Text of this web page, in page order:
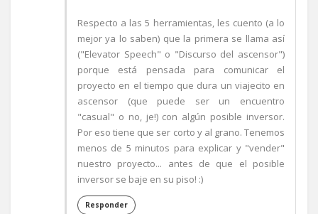
Respecto a las 5 herramientas, les cuento (a lo
mejor ya lo saben) que la primera se llama así
("Elevator Speech" o "Discurso del ascensor")
porque está pensada para comunicar el
proyecto en el tiempo que dura un viajecito en
ascensor (que puede ser un encuentro
"casual" o no, je!) con algún posible inversor.
Por eso tiene que ser corto y al grano. Tenemos
menos de 5 minutos para explicar y "vender"
nuestro proyecto... antes de que el posible
inversor se baje en su piso! :)
Responder